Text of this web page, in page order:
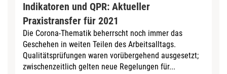
Indikatoren und QPR: Aktueller
Praxistransfer für 2021
Die Corona-Thematik beherrscht noch immer das
Geschehen in weiten Teilen des Arbeitsalltags.
Qualitätsprüfungen waren vorübergehend ausgesetzt;
zwischenzeitlich gelten neue Regelungen für...